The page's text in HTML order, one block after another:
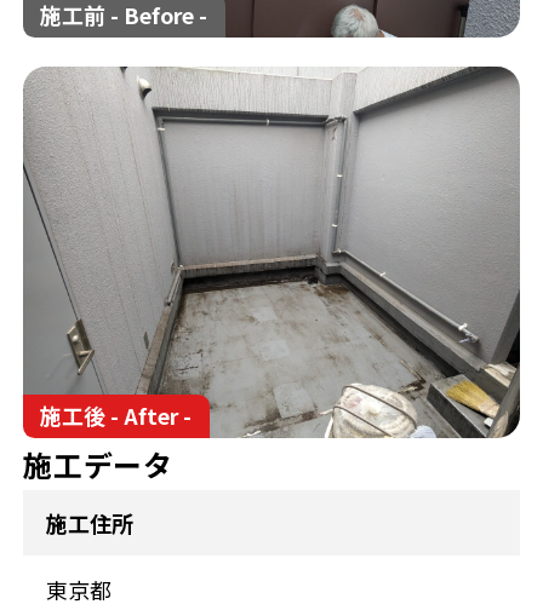
お問い合わせ
来店予約
施工前 - Before -
施工後 - After -
施工データ
施工住所
東京都